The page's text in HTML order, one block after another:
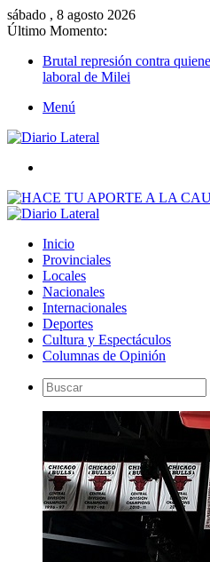
sábado , 8 agosto 2026
Último Momento:
Brutal represión contra
laboral de Milei
Menú
Inicio
Provinciales
Locales
Nacionales
Internacionales
Deportes
Cultura y Espectáculos
Columnas de Opinión